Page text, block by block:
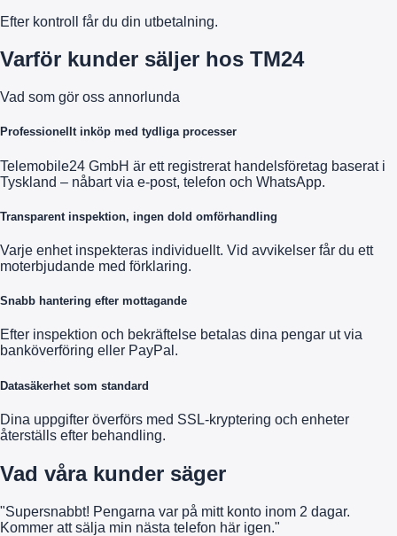
Efter kontroll får du din utbetalning.
Varför kunder säljer hos TM24
Vad som gör oss annorlunda
Professionellt inköp med tydliga processer
Telemobile24 GmbH är ett registrerat handelsföretag baserat i
Tyskland – nåbart via e-post, telefon och WhatsApp.
Transparent inspektion, ingen dold omförhandling
Varje enhet inspekteras individuellt. Vid avvikelser får du ett
moterbjudande med förklaring.
Snabb hantering efter mottagande
Efter inspektion och bekräftelse betalas dina pengar ut via
banköverföring eller PayPal.
Datasäkerhet som standard
Dina uppgifter överförs med SSL-kryptering och enheter
återställs efter behandling.
Vad våra kunder säger
"Supersnabbt! Pengarna var på mitt konto inom 2 dagar.
Kommer att sälja min nästa telefon här igen."